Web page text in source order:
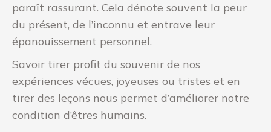
paraît rassurant. Cela dénote souvent la peur
du présent, de l’inconnu et entrave leur
épanouissement personnel.
Savoir tirer profit du souvenir de nos
expériences vécues, joyeuses ou tristes et en
tirer des leçons nous permet d’améliorer notre
condition d’êtres humains.